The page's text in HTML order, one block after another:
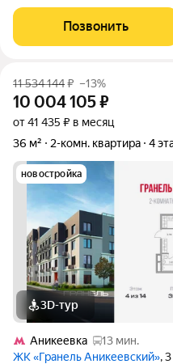
пололки и стены выровнены
Германия, декоративный
Позвонить
11 534 144₽ –13%
10 004 105₽
от 41 435 ₽ в месяц
36 м²
2-комн. квартира 4
новостройка
3D-тур
Аникеевка
13 мин.
ЖК «Гранель Аникеевский»,